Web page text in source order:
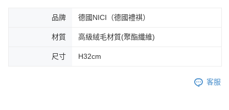
品牌 德國NICI（德國禮祺）
材質 高級絨毛材質(聚酯纖維)
尺寸 H32cm
客服